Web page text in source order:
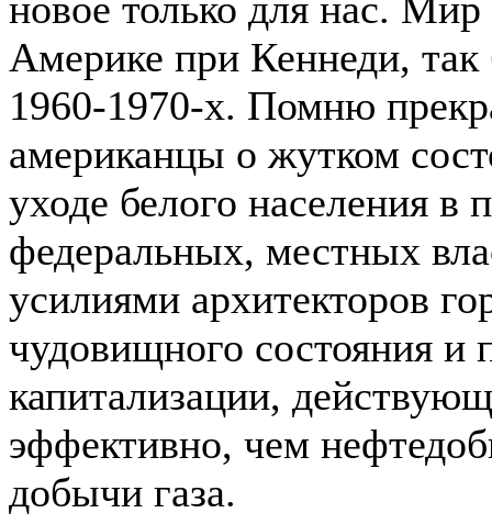
Америке при Кеннеди,
1960-1970-х. Помню
американцы о жутком
уходе белого населения
федеральных, местных
усилиями архитекторов
чудовищного состояния и
капитализации,
эффективно, чем
добычи газа.